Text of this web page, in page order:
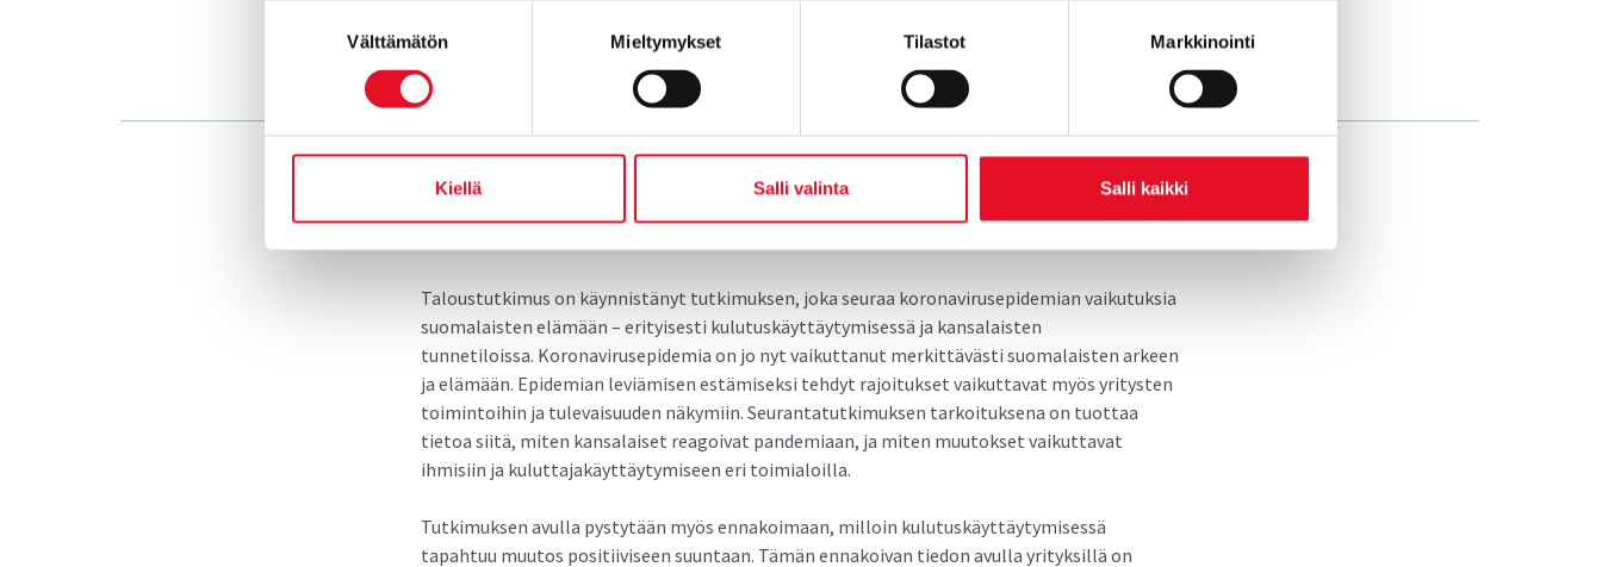
Välttämätön Mieltymykset Tilastot Markkinointi
Kiellä Salli valinta Salli kaikki
Millaisesta tutkimuksesta on kyse?
Taloustutkimus on käynnistänyt tutkimuksen, joka seuraa koronavirusepidemian vaikutuksia
suomalaisten elämään – erityisesti kulutuskäyttäytymisessä ja kansalaisten
tunnetiloissa. Koronavirusepidemia on jo nyt vaikuttanut merkittävästi suomalaisten arkeen
ja elämään. Epidemian leviämisen estämiseksi tehdyt rajoitukset vaikuttavat myös yritysten
toimintoihin ja tulevaisuuden näkymiin. Seurantatutkimuksen tarkoituksena on tuottaa
tietoa siitä, miten kansalaiset reagoivat pandemiaan, ja miten muutokset vaikuttavat
ihmisiin ja kuluttajakäyttäytymiseen eri toimialoilla.
Tutkimuksen avulla pystytään myös ennakoimaan, milloin kulutuskäyttäytymisessä
tapahtuu muutos positiiviseen suuntaan. Tämän ennakoivan tiedon avulla yrityksillä on